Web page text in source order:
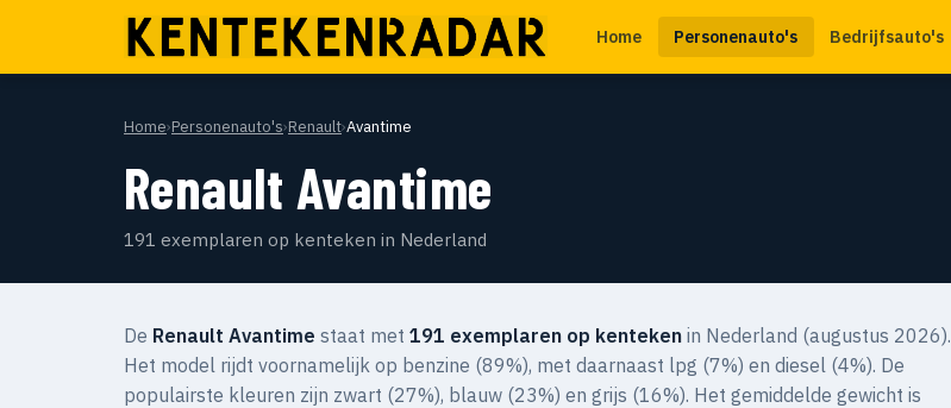
Home Personenauto's Bedrijfsauto's
Home›Personenauto's›Renault›Avantime
Renault Avantime
191 exemplaren op kenteken in Nederland
De Renault Avantime staat met 191 exemplaren op kenteken in Nederland (augustus 2026).
Het model rijdt voornamelijk op benzine (89%), met daarnaast lpg (7%) en diesel (4%). De
populairste kleuren zijn zwart (27%), blauw (23%) en grijs (16%). Het gemiddelde gewicht is